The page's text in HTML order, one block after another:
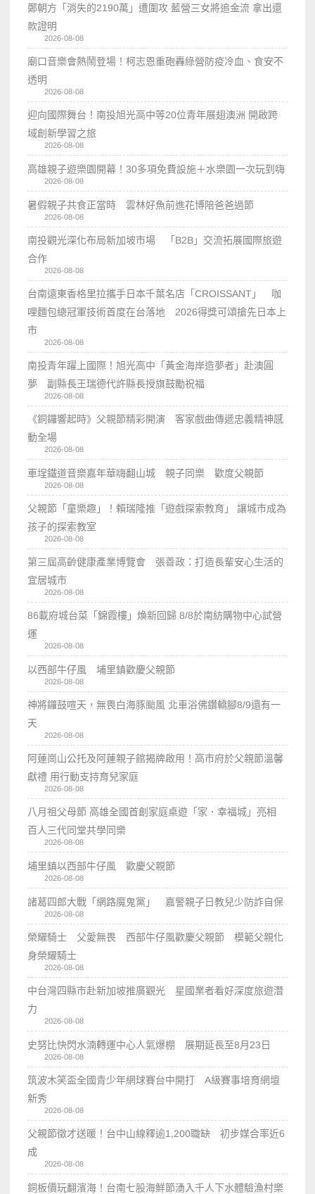
鄭朝方「消失的2190萬」遭圍攻 藍營三女將追金流 拿出還
款證明
2026-08-08
廟口音樂會熱鬧登場！柯志恩重砲轟綠營防疫冷血、食安不
透明
2026-08-08
迎向國際舞台！南投旭光高中等20位青年展翅澳洲 開啟跨
域創新學習之旅
2026-08-08
高雄親子遊樂園開幕！30多項免費設施＋水樂園一次玩到嗨
2026-08-08
暑假親子共食正當時 雲林好魚前進花博陪爸爸過節
2026-08-08
南投觀光深化布局新加坡市場 「B2B」交流拓展國際旅遊
合作
2026-08-08
台南遠東香格里拉攜手日本千葉名店「CROISSANT」 咖
哩麵包總冠軍技術首度在台落地 2026得獎可頌搶先日本上
市
2026-08-08
南投青年躍上國際！旭光高中「黃金海岸造夢者」赴澳圓
夢 副縣長王瑞德代許縣長授旗鼓勵祝福
2026-08-08
《銅鑼響起時》父親節精彩開演 客家戲曲傳遞忠義精神感
動全場
2026-08-08
車埕鐵道音樂嘉年華嗨翻山城 親子同樂 歡度父親節
2026-08-08
父親節「童樂趣」！賴瑞隆推「遊戲探索教育」 讓城市成為
孩子的探索教室
2026-08-08
第三屆高齡健康產業博覽會 張善政：打造長輩安心生活的
宜居城市
2026-08-08
86載府城台菜「錦霞樓」煥新回歸 8/8於南紡購物中心試營
運
2026-08-08
以西部牛仔風 埔里鎮歡慶父親節
2026-08-08
神將鑼鼓喧天，無畏白海豚颱風 北車浴佛鑽轎腳8/9還有一
天
2026-08-08
阿蓮崗山公托及阿蓮親子館揭牌啟用！高市府於父親節溫馨
獻禮 用行動支持育兒家庭
2026-08-08
八月祖父母節 高雄全國首創家庭桌遊「家．幸福城」亮相
百人三代同堂共學同樂
2026-08-08
埔里鎮以西部牛仔風 歡慶父親節
2026-08-08
諸葛四郎大戰「網路魔鬼黨」 嘉警親子日教兒少防詐自保
2026-08-08
榮耀騎士 父愛無畏 西部牛仔風歡慶父親節 模範父親化
身榮耀騎士
2026-08-08
中台灣四縣市赴新加坡推廣觀光 星國業者看好深度旅遊潛
力
2026-08-08
史努比快閃水湳轉運中心人氣爆棚 展期延長至8月23日
2026-08-08
筑波木笑盃全國青少年網球賽台中開打 A級賽事培育網壇
新秀
2026-08-08
父親節徵才送暖！台中山線釋逾1,200職缺 初步媒合率近6
成
2026-08-08
銅板價玩翻濱海！台南七股海鮮節湧入千人下水體驗漁村樂